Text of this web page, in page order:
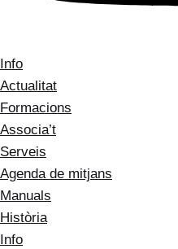
Info
Actualitat
Formacions
Associa’t
Serveis
Agenda de mitjans
Manuals
Història
Info